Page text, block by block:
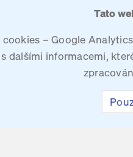
Tato
– Google
informacemi,